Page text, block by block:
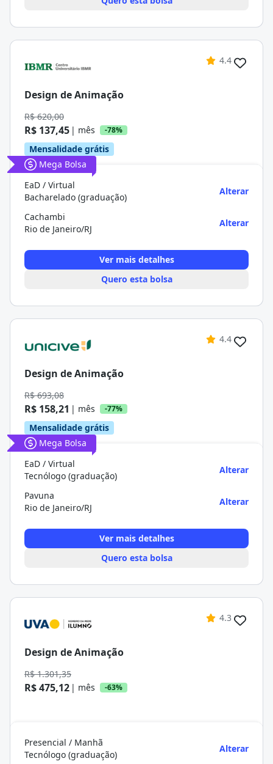
4.4
Design de Animação
R$ 620,00
R$ 137,45 | mês -78%
Mensalidade grátis
Mega Bolsa
EaD / Virtual
Bacharelado (graduação)
Alterar
Cachambi
Rio de Janeiro/RJ
Alterar
Ver mais detalhes
Quero esta bolsa
4.4
Design de Animação
R$ 693,08
R$ 158,21 | mês -77%
Mensalidade grátis
Mega Bolsa
EaD / Virtual
Tecnólogo (graduação)
Alterar
Pavuna
Rio de Janeiro/RJ
Alterar
Ver mais detalhes
Quero esta bolsa
4.3
Design de Animação
R$ 1.301,35
R$ 475,12 | mês -63%
Presencial / Manhã
Tecnólogo (graduação)
Alterar